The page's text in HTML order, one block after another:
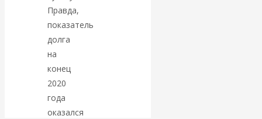
кризис в
банковской
сфере России
уже начался
Правда,
показатель
долга
на
конец
2020
года
оказался